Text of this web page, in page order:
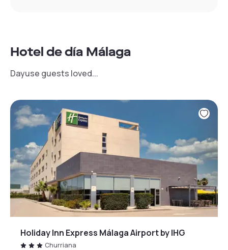
Hotel de día Málaga
Dayuse guests loved...
Holiday Inn Express Málaga Airport by IHG
Churriana